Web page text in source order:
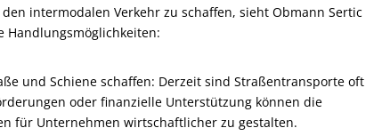
intermodalen Verkehr zu schaffen, sieht Obmann Sertic
und Schiene schaffen: Derzeit sind Straßentransporte oft
oder finanzielle Unterstützung können die
für Unternehmen wirtschaftlicher zu gestalten.